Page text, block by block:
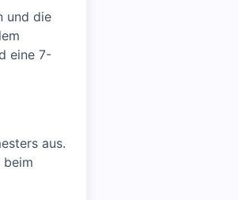
und die
eine 7-
aus.
beim